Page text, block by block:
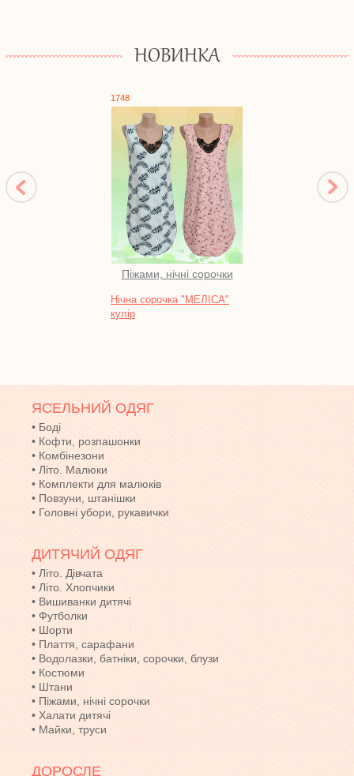
НОВИНКА
1748
Піжами, нічні сорочки
Нічна сорочка "МЕЛІСА"
кулір
ЯСЕЛЬНИЙ ОДЯГ
• Боді
• Кофти, розпашонки
• Комбінезони
• Літо. Малюки
• Комплекти для малюків
• Повзуни, штанішки
• Головні убори, рукавички
ДИТЯЧИЙ ОДЯГ
• Літо. Дівчата
• Літо. Хлопчики
• Вишиванки дитячі
• Футболки
• Шорти
• Плаття, сарафани
• Водолазки, батніки, сорочки, блузи
• Костюми
• Штани
• Піжами, нічні сорочки
• Халати дитячі
• Майки, труси
ДОРОСЛЕ